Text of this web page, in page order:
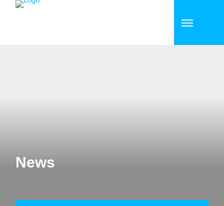
News